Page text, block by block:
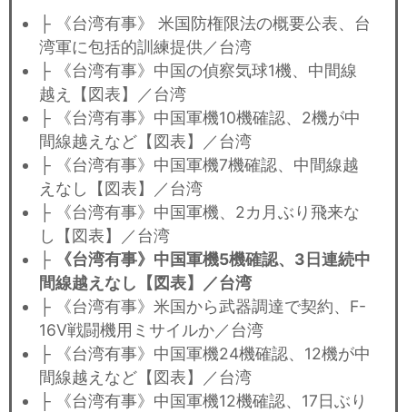
├ 《台湾有事》 米国防権限法の概要公表、台
湾軍に包括的訓練提供／台湾
├ 《台湾有事》中国の偵察気球1機、中間線
越え【図表】／台湾
├ 《台湾有事》中国軍機10機確認、2機が中
間線越えなど【図表】／台湾
├ 《台湾有事》中国軍機7機確認、中間線越
えなし【図表】／台湾
├ 《台湾有事》中国軍機、2カ月ぶり飛来な
し【図表】／台湾
├
《台湾有事》中国軍機5機確認、3日連続中
間線越えなし【図表】／台湾
├ 《台湾有事》米国から武器調達で契約、F-
16V戦闘機用ミサイルか／台湾
├ 《台湾有事》中国軍機24機確認、12機が中
間線越えなど【図表】／台湾
├ 《台湾有事》中国軍機12機確認、17日ぶり